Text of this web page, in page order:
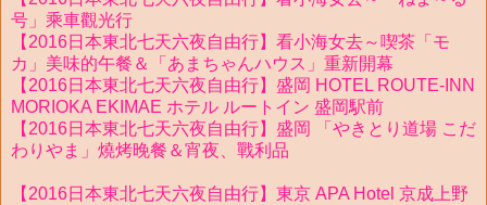
号」乘車觀光行
【2016日本東北七天六夜自由行】看小海女去～喫茶「モ
カ」美味的午餐＆「あまちゃんハウス」重新開幕
【2016日本東北七天六夜自由行】盛岡 HOTEL ROUTE-INN
MORIOKA EKIMAE ホテル ルートイン 盛岡駅前
【2016日本東北七天六夜自由行】盛岡 「やきとり道場 こだ
わりやま」燒烤晚餐＆宵夜、戰利品
【2016日本東北七天六夜自由行】東京 APA Hotel 京成上野